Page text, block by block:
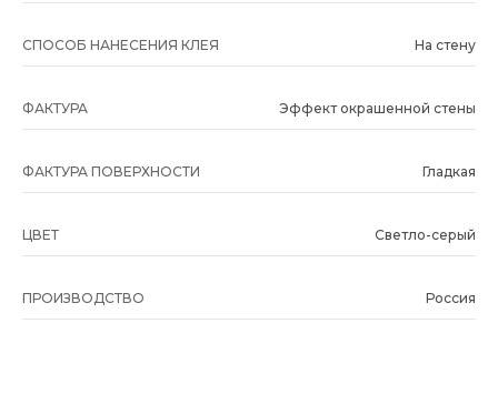
СПОСОБ НАНЕСЕНИЯ КЛЕЯ На стену
ФАКТУРА Эффект окрашенной стены
ФАКТУРА ПОВЕРХНОСТИ Гладкая
ЦВЕТ Светло-серый
ПРОИЗВОДСТВО Россия